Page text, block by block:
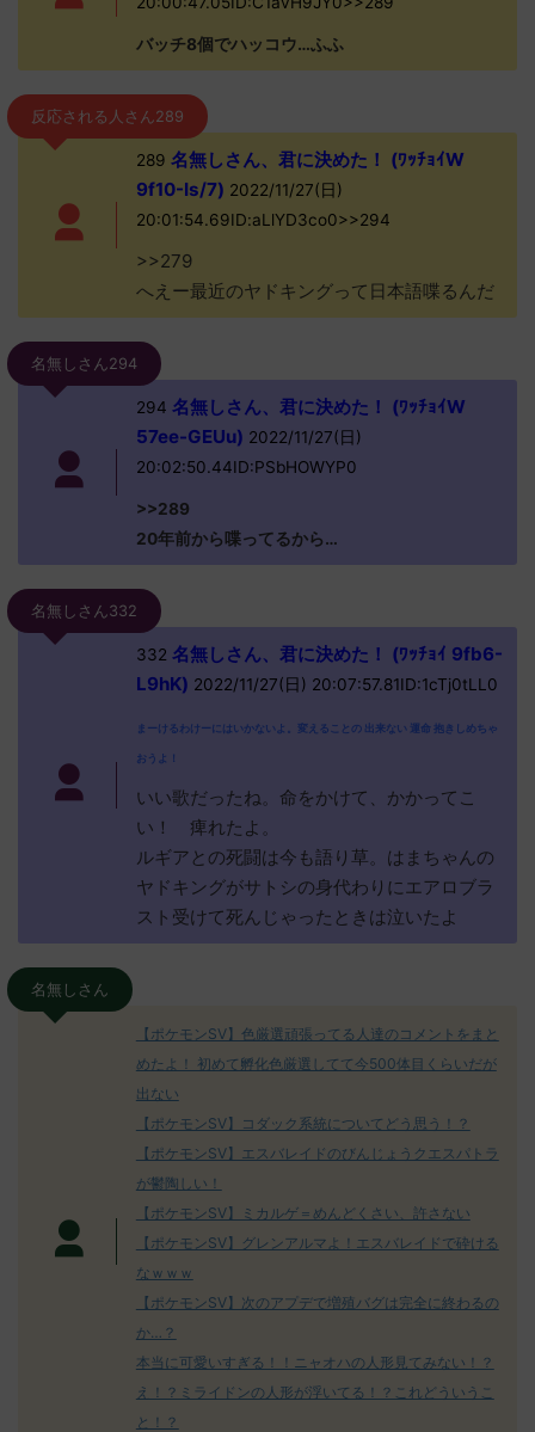
バッチ8個でハッコウ…ふふ
反応される人さん289
289 名無しさん、君に決めた！ (ﾜｯﾁｮｲW
9f10-Is/7) 2022/11/27(日)
20:01:54.69ID:aLlYD3co0>>294
>>279
へえー最近のヤドキングって日本語喋るんだ
名無しさん294
294 名無しさん、君に決めた！ (ﾜｯﾁｮｲW
57ee-GEUu) 2022/11/27(日)
20:02:50.44ID:PSbHOWYP0
>>289
20年前から喋ってるから…
名無しさん332
332 名無しさん、君に決めた！ (ﾜｯﾁｮｲ 9fb6-
L9hK) 2022/11/27(日) 20:07:57.81ID:1cTj0tLL0
まーけるわけーにはいかないよ。変えることの 出来ない 運命 抱きしめちゃ
おうよ！
いい歌だったね。命をかけて、かかってこ
い！ 痺れたよ。
ルギアとの死闘は今も語り草。はまちゃんの
ヤドキングがサトシの身代わりにエアロブラ
スト受けて死んじゃったときは泣いたよ
名無しさん
【ポケモンSV】色厳選頑張ってる人達のコメントをまと
めたよ！ 初めて孵化色厳選してて今500体目くらいだが
出ない
【ポケモンSV】コダック系統についてどう思う！？
【ポケモンSV】エスバレイドのびんじょうクエスパトラ
が鬱陶しい！
【ポケモンSV】ミカルゲ＝めんどくさい、許さない
【ポケモンSV】グレンアルマよ！エスバレイドで砕ける
なｗｗｗ
【ポケモンSV】次のアプデで増殖バグは完全に終わるの
か…？
本当に可愛いすぎる！！ニャオハの人形見てみない！？
え！？ミライドンの人形が浮いてる！？これどういうこ
と！？